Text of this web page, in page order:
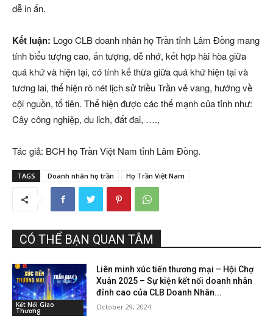
dễ in ấn.
Kết luận: Logo CLB doanh nhân họ Trần tỉnh Lâm Đồng mang
tính biểu tượng cao, ấn tượng, dễ nhớ, kết hợp hài hòa giữa
quá khứ và hiện tại, có tính kế thừa giữa quá khứ hiện tại và
tương lai, thể hiện rõ nét lịch sử triều Trần vẻ vang, hướng về
cội nguồn, tổ tiên. Thể hiện được các thế mạnh của tỉnh như:
Cây công nghiệp, du lich, đất đai, ….,
Tác giả: BCH họ Trần Việt Nam tỉnh Lâm Đồng.
TAGS Doanh nhân họ trần Họ Trần Việt Nam
CÓ THỂ BẠN QUAN TÂM
Kết Nối Giao
Thương
Liên minh xúc tiến thương mại – Hội Chợ
Xuân 2025 – Sự kiện kết nối doanh nhân
đỉnh cao của CLB Doanh Nhân...
October 29, 2024